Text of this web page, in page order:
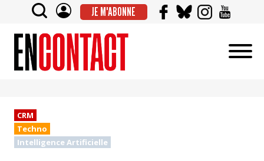
JE M'ABONNE
CRM
Techno
Intelligence Artificielle